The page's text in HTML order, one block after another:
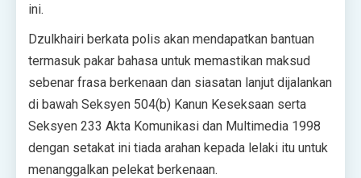
ini.
Dzulkhairi berkata polis akan mendapatkan bantuan
termasuk pakar bahasa untuk memastikan maksud
sebenar frasa berkenaan dan siasatan lanjut dijalankan
di bawah Seksyen 504(b) Kanun Keseksaan serta
Seksyen 233 Akta Komunikasi dan Multimedia 1998
dengan setakat ini tiada arahan kepada lelaki itu untuk
menanggalkan pelekat berkenaan.